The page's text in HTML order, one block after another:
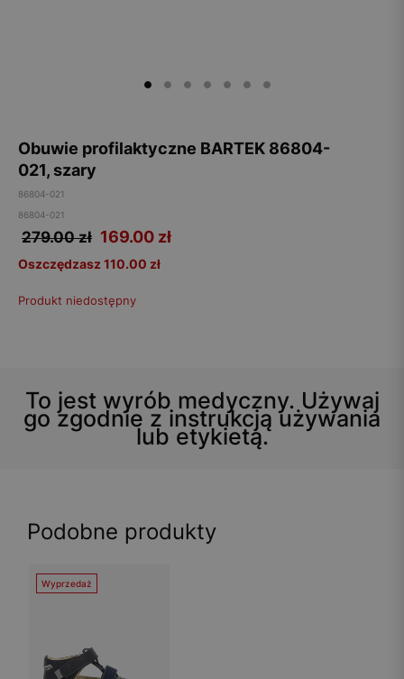
Obuwie profilaktyczne BARTEK 86804-
021, szary
86804-021
86804-021
279.00 zł 169.00 zł
Oszczędzasz 110.00 zł
Produkt niedostępny
To jest wyrób medyczny. Używaj
go zgodnie z instrukcją używania
lub etykietą.
Podobne produkty
Wyprzedaż